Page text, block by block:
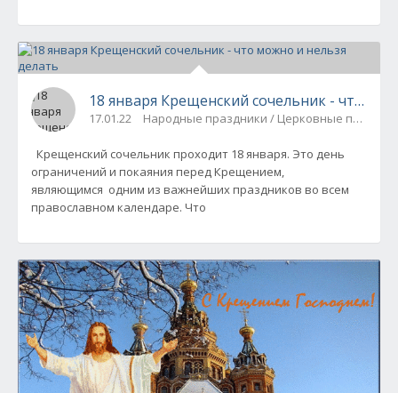
18 января Крещенский сочельник - что
17.01.22 Народные праздники / Церковные
Крещенский сочельник проходит 18 января. Это день
ограничений и покаяния перед Крещением,
являющимся одним из важнейших праздников во всем
православном календаре. Что